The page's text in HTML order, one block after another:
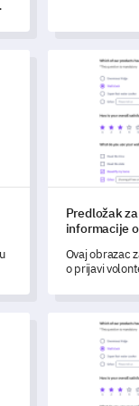
Predložak
Predložak
informacije
Ovaj obrazac
o prijavi
prijave
povezanosti s
Template za